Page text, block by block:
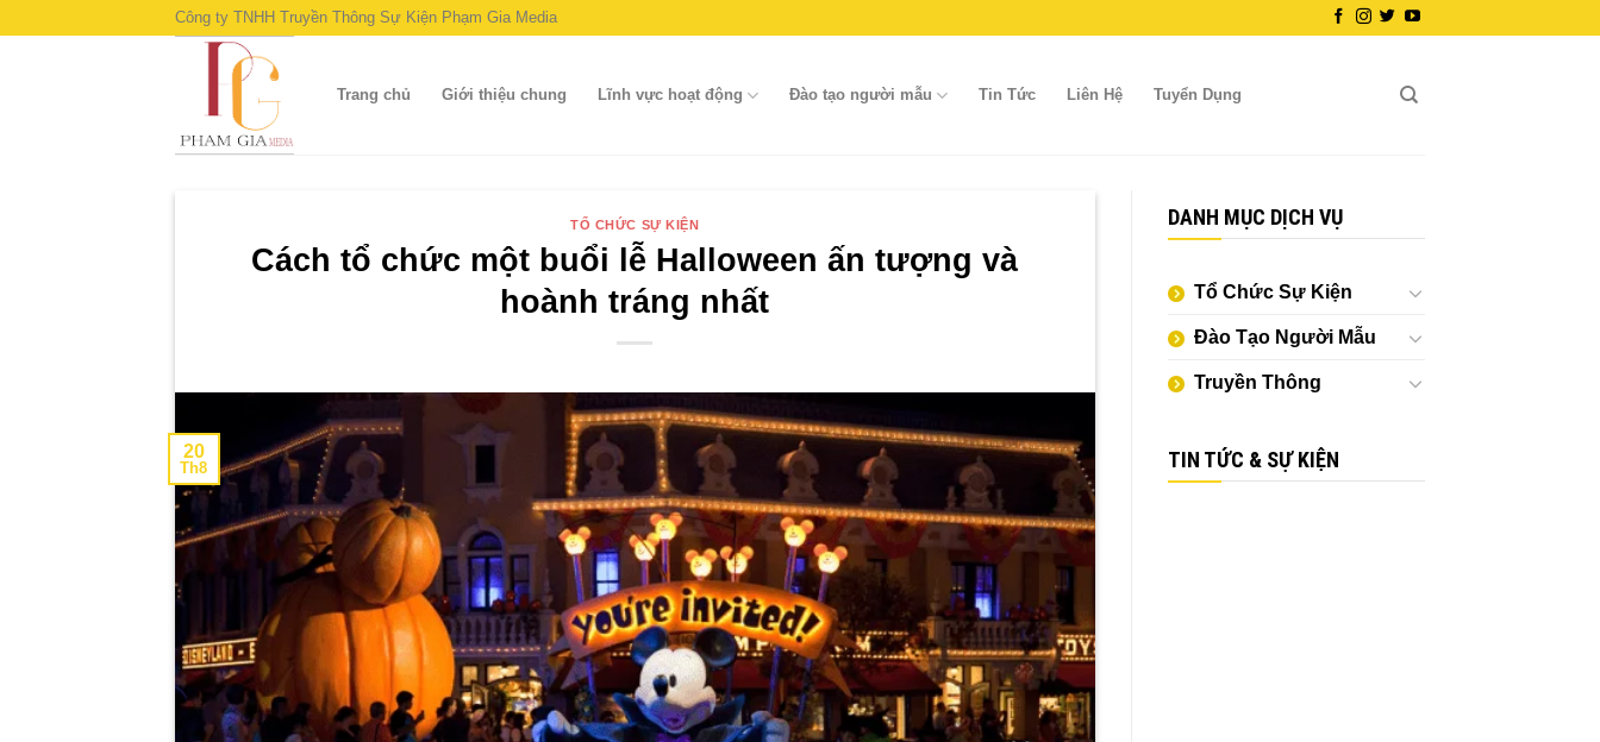
Công ty TNHH Truyền Thông Sự Kiện Phạm Gia Media
Trang chủ Giới thiệu chung Lĩnh vực hoạt động Đào tạo người mẫu Tin Tức Liên Hệ Tuyển Dụng
TỔ CHỨC SỰ KIỆN
Cách tổ chức một buổi lễ Halloween ấn tượng và
hoành tráng nhất
20
Th8
DANH MỤC DỊCH VỤ
Tổ Chức Sự Kiện
Đào Tạo Người Mẫu
Truyền Thông
TIN TỨC & SỰ KIỆN